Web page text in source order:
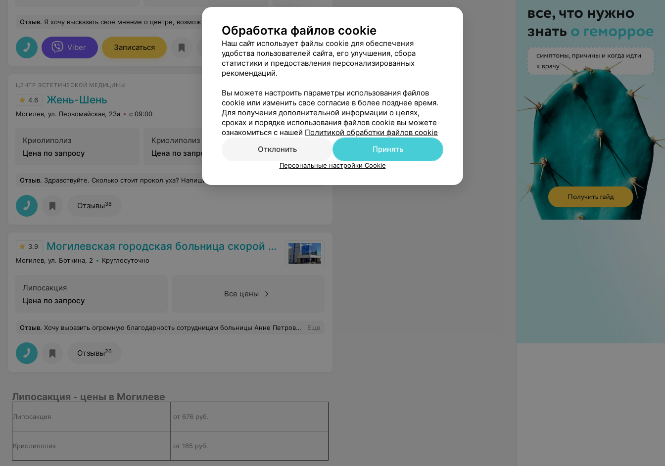
Отзыв. Я хочу высказать свое мнение о центре, возможно,кому-то будет интересно. Я обратилась в центр единожды сделать липосакцию живота, что и сделала. От наркоза не отказалась, хотя это дороже стоит, предпочла наркоз из-за страха. Операция прошла успешно, и врач сразу показал результат своих трудов в емкости. Ну впечатляюще просто. Первую ночь находилась в палате центра. Довольно уютно, туалет, душ, тв, холодильник. Палата просторная. На перевязки приходила остальные дни. Оговорюсь, пока помню, что понравилось, что перевязки делает сам оперирующий хирург, наблюдает и консультирует. Операция без осложнений и нареканий к врачам. По качеству поставила бы все плюсы. Мало знала о вашей пластической хирургии, а как оказалось, чего вы только не делаете. Отмечу ответственность, исключительную чистоту и порядочность. Все с чеками и договором. Приятно было находится и довериться хирургу. Здесь больше ответственности и внимательности, чем в больших городах, где все поставлено на поток.
Viber Записаться Отзывы186
ЦЕНТР ЭСТЕТИЧЕСКОЙ МЕДИЦИНЫ
4.6 Жень-Шень
Могилев, ул. Первомайская, 23а с 09:00
Криолиполиз
Цена по запросу
Криолиполиз (2 зоны)
Цена по запросу
Криолиполиз (3 зоны)
Цена по запросу
Криолиполиз (4 зоны)
Цена по запросу
Все цены
Отзыв. Здравствуйте. Сколько стоит прокол уха? Напишите пожалуйста стоимость со своими серёжками и без
Отзывы38
3.9 Могилевская городская больница скорой медицинской помощи
Могилев, ул. Боткина, 2 Круглосуточно
Липосакция
Цена по запросу
Все цены
Отзыв. Хочу выразить огромную благодарность сотрудницам больницы Анне Петровне, медсестре травматологического отделения и Кристине Михайловне, врачу-гинекологу, за их профессионализм и заботу. Они оказали нашей родственнице невероятную поддержку и помощь в очень трудный для нее момент. Их доброта и внимание помогли нам преодолеть трудности. Очень признательны за их теплоту и внимание, искренне надеемся, что такие замечательные специалисты будут всегда на страже нашего здоровья. Спасибо огромное! Еще
Отзывы26
Липосакция - цены в Могилеве
Липосакция от 676 руб.
Криолиполиз от 165 руб.
Обработка файлов cookie
Наш сайт использует файлы cookie для обеспечения
удобства пользователей сайта, его улучшения, сбора
статистики и предоставления персонализированных
рекомендаций.
Вы можете настроить параметры использования файлов
cookie или изменить свое согласие в более позднее время.
Для получения дополнительной информации о целях,
сроках и порядке использования файлов cookie вы можете
ознакомиться с нашей Политикой обработки файлов cookie
Отклонить
Принять
Персональные настройки Cookie